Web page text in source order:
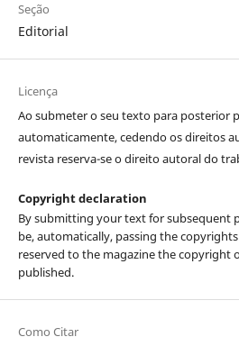
Seção
Editorial
Licença
Ao submeter o seu texto para posterior
automaticamente, cedendo os direitos
revista reserva-se o direito autoral do
Copyright declaration
By submitting your text for subsequent
be, automatically, passing the
reserved to the magazine the copyright
published.
Como Citar